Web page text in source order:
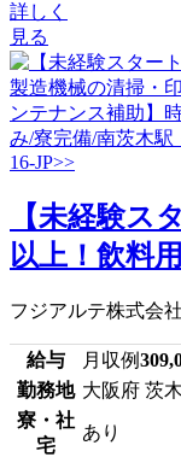
詳しく
見る
【未経験ス
以上！飲料
フジアルテ株式会社
給与 月収例
勤務地 大阪府 茨
寮・社
宅
あり